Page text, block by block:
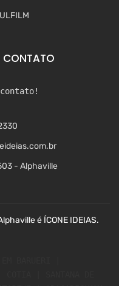
CONTATO
contato!
- Alphaville
é ÍCONE IDEIAS.